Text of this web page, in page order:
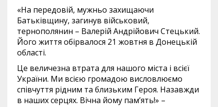
«На передовій, мужньо захищаючи
Батьківщину, загинув військовий,
тернополянин – Валерій Андрійович Стецький.
Його життя обірвалося 21 жовтня в Донецькій
області.
Це величезна втрата для нашого міста і всієї
України. Ми всією громадою висловлюємо
співчуття рідним та близьким Героя. Назавжди
в наших серцях. Вічна йому пам’ять!» –